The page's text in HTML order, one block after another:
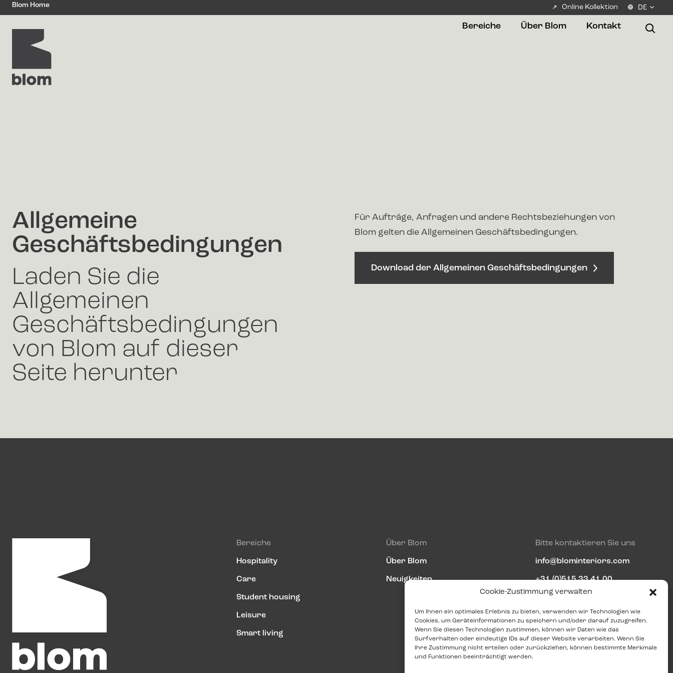
Cookie-Zustimmung verwalten
Um Ihnen ein optimales Erlebnis zu bieten, verwenden wir Technologien wie
Cookies, um Geräteinformationen zu speichern und/oder darauf zuzugreifen.
Wenn Sie diesen Technologien zustimmen, können wir Daten wie das
Surfverhalten oder eindeutige IDs auf dieser Website verarbeiten. Wenn Sie
Ihre Zustimmung nicht erteilen oder zurückziehen, können bestimmte Merkmale
und Funktionen beeinträchtigt werden.
Blom Home Online Kollektion DE
Bereiche Über Blom Kontakt
Allgemeine
Geschäftsbedingungen
Laden Sie die
Allgemeinen
Geschäftsbedingungen
von Blom auf dieser
Seite herunter
Für Aufträge, Anfragen und andere Rechtsbeziehungen von
Blom gelten die Allgemeinen Geschäftsbedingungen.
Download der Allgemeinen Geschäftsbedingungen
Bereiche
Hospitality
Care
Student housing
Leisure
Smart living
Über Blom
Über Blom
Neuigkeiten
Bitte kontaktieren Sie uns
info@blominteriors.com
+31 (0)515 33 41 00
Adressdaten
Zeilmakersstraat 4
8601 WT Sneek